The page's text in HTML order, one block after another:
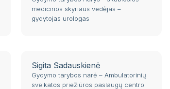
medicinos skyriaus vedėjas –
gydytojas urologas
Sigita Sadauskienė
Gydymo tarybos narė – Ambulatorinių
sveikatos priežiūros paslaugų centro